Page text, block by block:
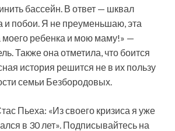
бассейн. В ответ — шквал
и побои. Я не преуменьшаю, эта
ребенка и мою маму!» —
Также она отметила, что боится
история решится не в их пользу
семьи Безбородовых.
Пьеха: «Из своего кризиса я уже
в 30 лет». Подписывайтесь на